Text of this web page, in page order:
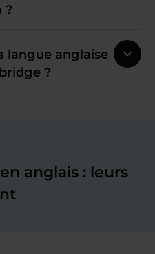
?
langue anglaise
?
anglais : leurs